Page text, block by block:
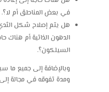
في بعض المناطق أم لا؟.
هل يتم إصلاح شكل
الدهون الذاتية أم هناك
السيلكون؟.
وبالإضافة إلى جميع ما
ومدة تفوقه في مجالة إلى